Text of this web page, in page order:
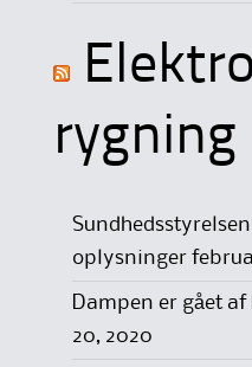
rygning
oplysninger
Dampen er gået
20, 2020